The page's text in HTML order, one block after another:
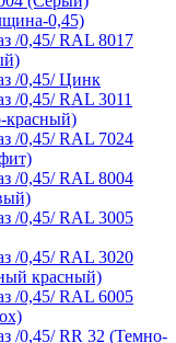
0,45)
/0,45/ RAL 8017
/0,45/ Цинк
/0,45/ RAL 3011
красный)
/0,45/ RAL 7024
/0,45/ RAL 8004
/0,45/ RAL 3005
/0,45/ RAL 3020
красный)
/0,45/ RAL 6005
/0,45/ RR 32 (Темно-